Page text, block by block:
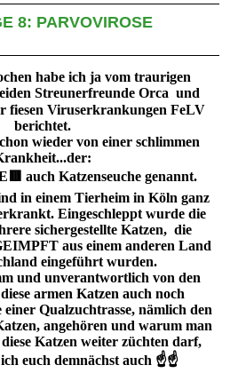
8: PARVOVIROSE
habe ich ja vom traurigen
Streunerfreunde Orca und
fiesen Viruserkrankungen FeLV
berichtet.
wieder von einer schlimmen
auch Katzenseuche genannt.
in einem Tierheim in Köln ganz
Eingeschleppt wurde die
sichergestellte Katzen, die
aus einem anderen Land
eingeführt wurden.
und unverantwortlich von den
armen Katzen auch noch
einer Qualzuchtrasse, nämlich den
angehören und warum man
Katzen weiter züchten darf,
euch demnächst auch ☝️☝️